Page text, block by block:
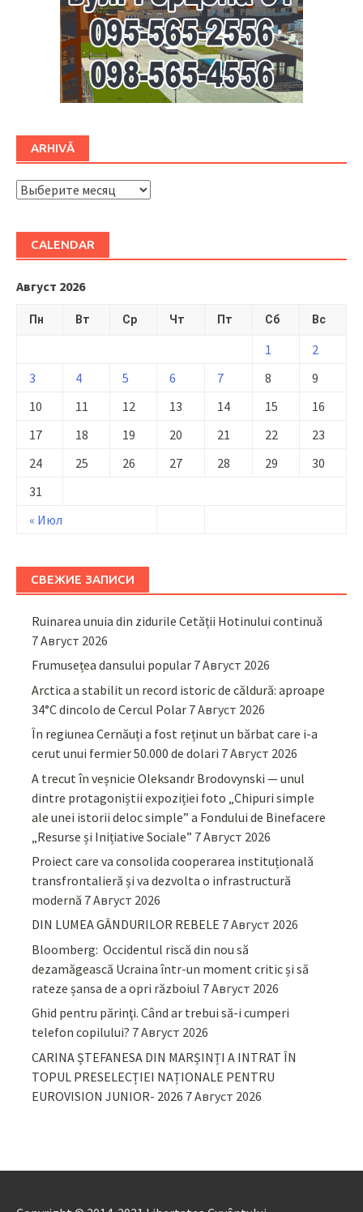
ARHIVĂ
ARHIVĂ
CALENDAR
Август 2026
Пн Вт Ср Чт Пт Сб Вс
« Июл
1
2
3
4 5 6 7 8
9
10
11 12 13 14 15
16
17
18 19 20 21 22
23
24
25 26 27 28 29
30
31
СВЕЖИЕ ЗАПИСИ
Ruinarea unuia din zidurile Cetății Hotinului continuă
7 Август 2026
Frumusețea dansului popular 7 Август 2026
Arctica a stabilit un record istoric de căldură: aproape
34°C dincolo de Cercul Polar 7 Август 2026
În regiunea Cernăuți a fost reținut un bărbat care i-a
cerut unui fermier 50.000 de dolari 7 Август 2026
A trecut în veșnicie Oleksandr Brodovynski — unul
dintre protagoniștii expoziției foto „Chipuri simple
ale unei istorii deloc simple” a Fondului de Binefacere
„Resurse și Inițiative Sociale” 7 Август 2026
Proiect care va consolida cooperarea instituțională
transfrontalieră și va dezvolta o infrastructură
modernă 7 Август 2026
DIN LUMEA GÂNDURILOR REBELE 7 Август 2026
Bloomberg: Occidentul riscă din nou să
dezamăgească Ucraina într-un moment critic și să
rateze șansa de a opri războiul 7 Август 2026
Ghid pentru părinţi. Când ar trebui să-i cumperi
telefon copilului? 7 Август 2026
CARINA ȘTEFANESA DIN MARȘINȚI A INTRAT ÎN
TOPUL PRESELECȚIEI NAȚIONALE PENTRU
EUROVISION JUNIOR- 2026 7 Август 2026